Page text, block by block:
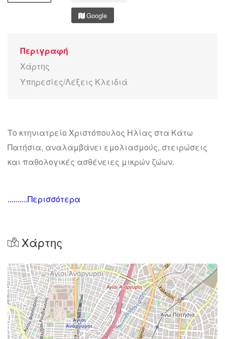
Google
Περιγραφή
Χάρτης
Υπηρεσίες/Λέξεις Κλειδιά
Το κτηνιατρείο Χριστόπουλος Ηλίας στα Κάτω
Πατήσια, αναλαμβάνει εμολιασμούς, στειρώσεις
και παθολογικές ασθένειες μικρών ζώων.
..........Περισσότερα
Χάρτης